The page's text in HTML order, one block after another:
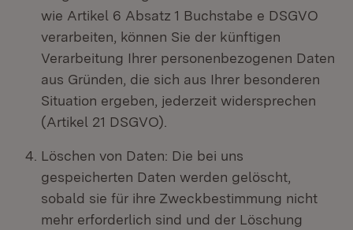
wie Artikel 6 Absatz 1 Buchstabe e DSGVO
verarbeiten, können Sie der künftigen
Verarbeitung Ihrer personenbezogenen Daten
aus Gründen, die sich aus Ihrer besonderen
Situation ergeben, jederzeit widersprechen
(Artikel 21 DSGVO).
Löschen von Daten: Die bei uns
gespeicherten Daten werden gelöscht,
sobald sie für ihre Zweckbestimmung nicht
mehr erforderlich sind und der Löschung